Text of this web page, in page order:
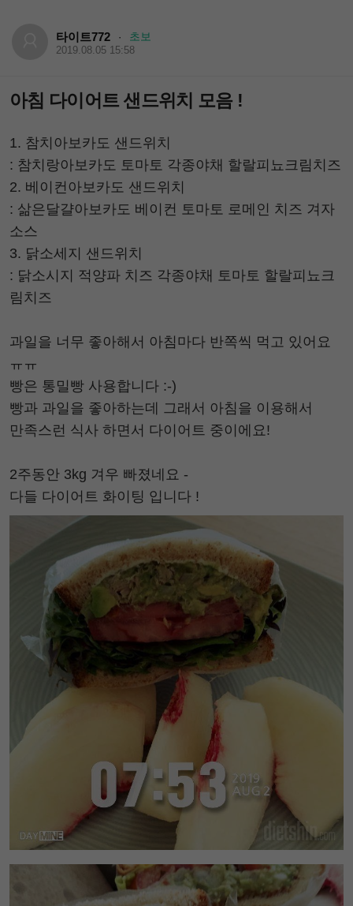
타이트772 · 초보
2019.08.05 15:58
아침 다이어트 샌드위치 모음 !
1. 참치아보카도 샌드위치
: 참치랑아보카도 토마토 각종야채 할랄피뇨크림치즈
2. 베이컨아보카도 샌드위치
: 삶은달걀아보카도 베이컨 토마토 로메인 치즈 겨자
소스
3. 닭소세지 샌드위치
: 닭소시지 적양파 치즈 각종야채 토마토 할랄피뇨크
림치즈
과일을 너무 좋아해서 아침마다 반쪽씩 먹고 있어요
ㅠㅠ
빵은 통밀빵 사용합니다 :-)
빵과 과일을 좋아하는데 그래서 아침을 이용해서
만족스런 식사 하면서 다이어트 중이에요!
2주동안 3kg 겨우 빠졌네요 -
다들 다이어트 화이팅 입니다 !